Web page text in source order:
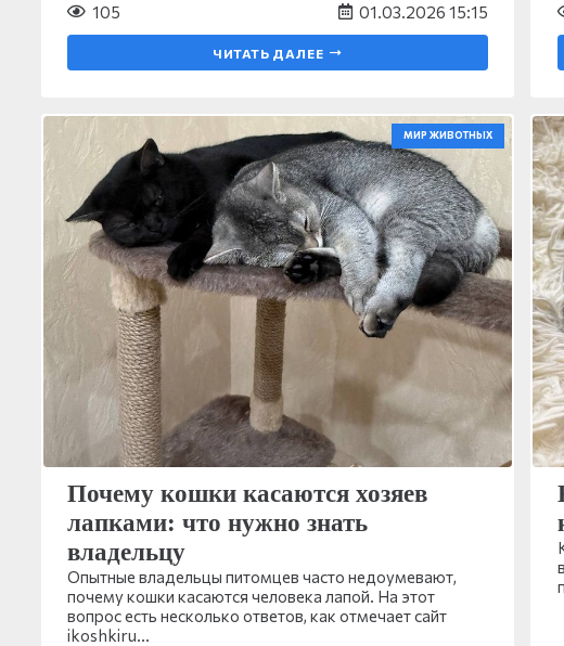
105
01.03.2026 15:15
ЧИТАТЬ ДАЛЕЕ
МИР ЖИВОТНЫХ
Почему кошки касаются хозяев
лапками: что нужно знать
владельцу
Опытные владельцы питомцев часто недоумевают,
почему кошки касаются человека лапой. На этот
вопрос есть несколько ответов, как отмечает сайт
ikoshkiru…